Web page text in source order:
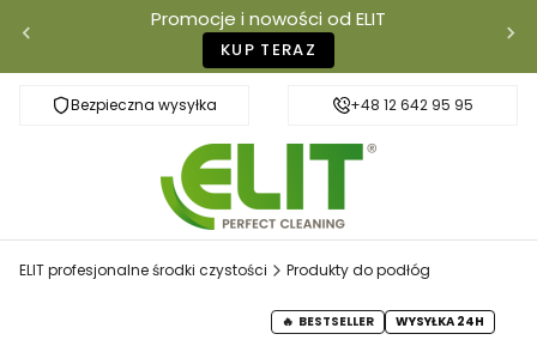
Promocje i nowości od ELIT
KUP TERAZ
Bezpieczna wysyłka Szybka dostawa
+48 12 642 95 95
ELIT profesjonalne środki czystości Produkty do podłóg
BESTSELLER WYSYŁKA 24H